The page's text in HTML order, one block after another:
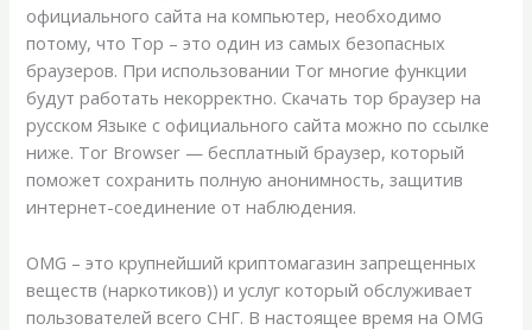
официального сайта на компьютер, необходимо
потому, что Тор – это один из самых безопасных
браузеров. При использовании Tor многие функции
будут работать некорректно. Скачать тор браузер на
русском Языке с официального сайта можно по ссылке
ниже. Tor Browser — бесплатный браузер, который
поможет сохранить полную анонимность, защитив
интернет-соединение от наблюдения.
OMG – это крупнейший криптомагазин запрещенных
веществ (наркотиков)) и услуг который обслуживает
пользователей всего СНГ. В настоящее время на OMG